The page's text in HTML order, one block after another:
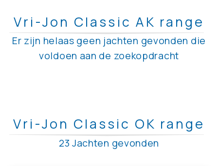
Vri-Jon Classic AK range
Er zijn helaas geen jachten gevonden die
voldoen aan de zoekopdracht
Vri-Jon Classic OK range
23 Jachten gevonden